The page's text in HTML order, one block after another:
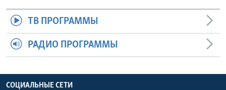
ТВ ПРОГРАММЫ
РАДИО ПРОГРАММЫ
СОЦИАЛЬНЫЕ СЕТИ